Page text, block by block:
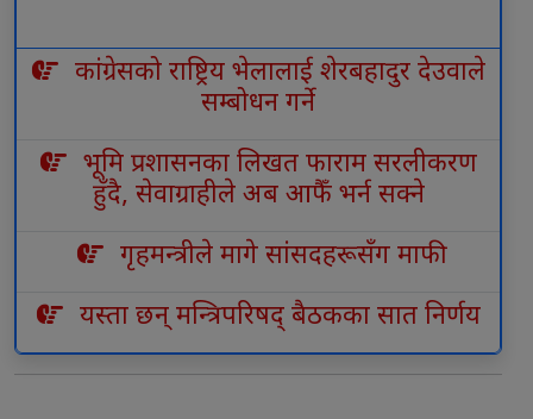
कांग्रेसको राष्ट्रिय भेलालाई शेरबहादुर देउवाले
सम्बोधन गर्ने
भूमि प्रशासनका लिखत फाराम सरलीकरण
हुँदै, सेवाग्राहीले अब आफैँ भर्न सक्ने
गृहमन्त्रीले मागे सांसदहरूसँग माफी
यस्ता छन् मन्त्रिपरिषद् बैठकका सात निर्णय